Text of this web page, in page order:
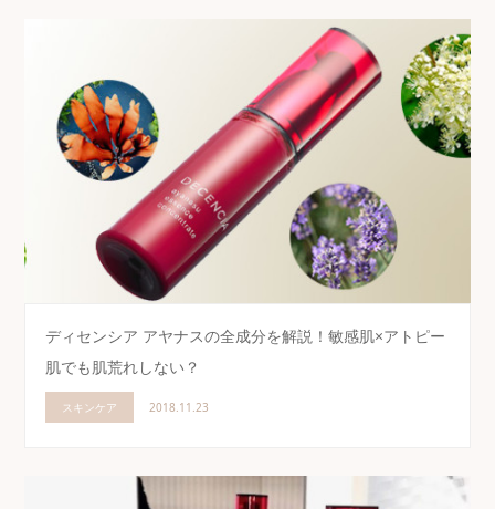
ディセンシア アヤナスの全成分を解説！敏感肌×アトピー
肌でも肌荒れしない？
スキンケア 2018.11.23